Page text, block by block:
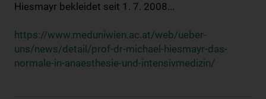
Hiesmayr bekleidet seit 1. 7. 2008...
https://www.meduniwien.ac.at/web/ueber-
uns/news/detail/prof-dr-michael-hiesmayr-das-
normale-in-anaesthesie-und-intensivmedizin/